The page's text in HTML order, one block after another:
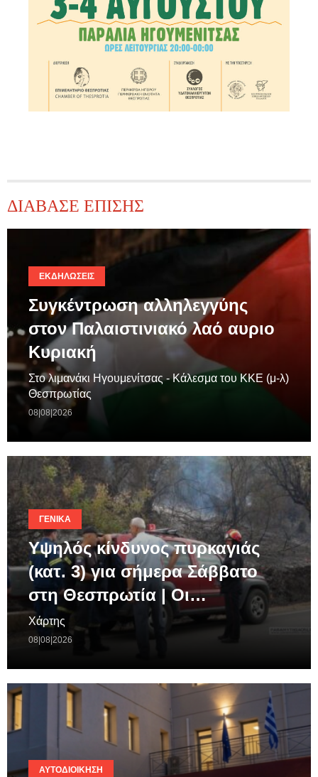
ΔΙΑΒΑΣΕ ΕΠΙΣΗΣ
ΕΚΔΗΛΏΣΕΙΣ
Συγκέντρωση αλληλεγγύης
στον Παλαιστινιακό λαό αυριο
Κυριακή
Στο λιμανάκι Ηγουμενίτσας - Κάλεσμα του ΚΚΕ (μ-λ)
Θεσπρωτίας
08|08|2026
ΓΕΝΙΚΆ
Υψηλός κίνδυνος πυρκαγιάς
(κατ. 3) για σήμερα Σάββατο
στη Θεσπρωτία | Οι…
Χάρτης
08|08|2026
ΑΥΤΟΔΙΟΊΚΗΣΗ